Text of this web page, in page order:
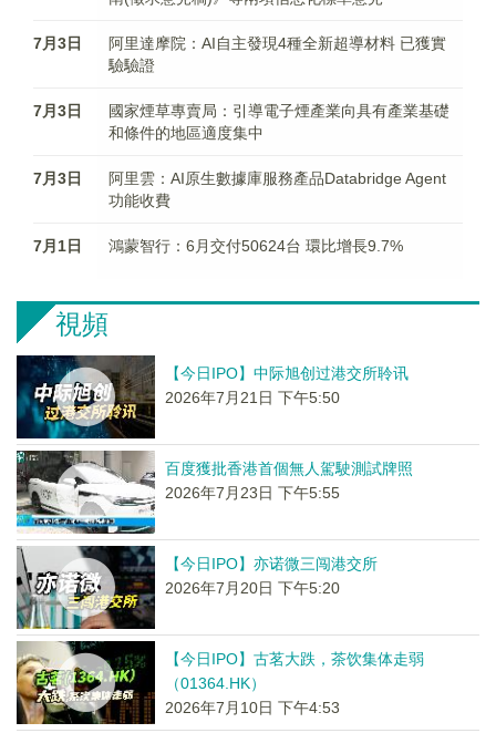
7月3日
阿里達摩院：AI自主發現4種全新超導材料 已獲實
驗驗證
7月3日
國家煙草專賣局：引導電子煙產業向具有產業基礎
和條件的地區適度集中
7月3日
阿里雲：AI原生數據庫服務產品Databridge Agent
功能收費
7月1日 鴻蒙智行：6月交付50624台 環比增長9.7%
視頻
【今日IPO】中际旭创过港交所聆讯
2026年7月21日 下午5:50
百度獲批香港首個無人駕駛測試牌照
2026年7月23日 下午5:55
【今日IPO】亦诺微三闯港交所
2026年7月20日 下午5:20
【今日IPO】古茗大跌，茶饮集体走弱
（01364.HK）
2026年7月10日 下午4:53